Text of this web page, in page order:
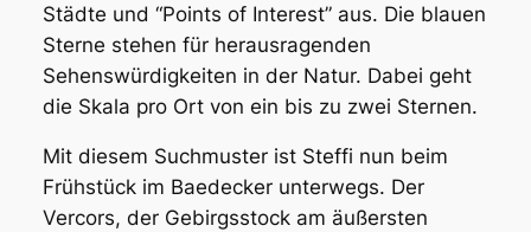
Städte und “Points of Interest” aus. Die blauen
Sterne stehen für herausragenden
Sehenswürdigkeiten in der Natur. Dabei geht
die Skala pro Ort von ein bis zu zwei Sternen.
Mit diesem Suchmuster ist Steffi nun beim
Frühstück im Baedecker unterwegs. Der
Vercors, der Gebirgsstock am äußersten